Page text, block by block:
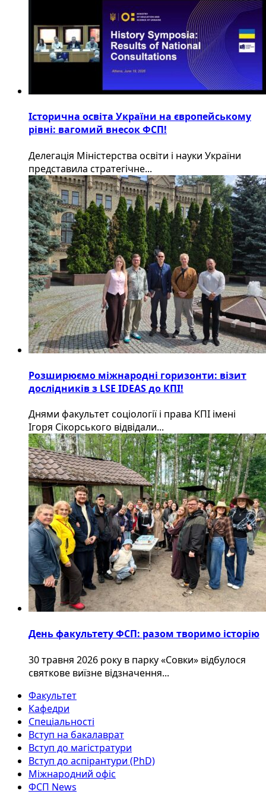
Історична освіта України на європейському
рівні: вагомий внесок ФСП!
Делегація Міністерства освіти і науки України
представила стратегічне...
Розширюємо міжнародні горизонти: візит
дослідників з LSE IDEAS до КПІ!
Днями факультет соціології і права КПІ імені
Ігоря Сікорського відвідали...
День факультету ФСП: разом творимо історію
30 травня 2026 року в парку «Совки» відбулося
святкове виїзне відзначення...
Факультет
Кафедри
Спеціальності
Вступ на бакалаврат
Вступ до магістратури
Вступ до аспірантури (PhD)
Міжнародний офіс
ФСП News